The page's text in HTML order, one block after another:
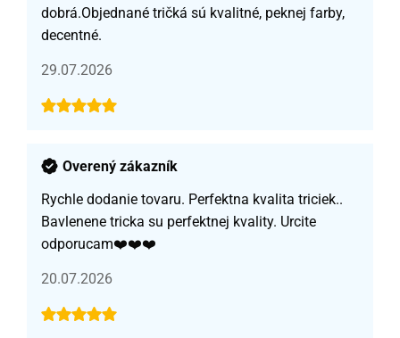
dobrá.Objednané tričká sú kvalitné, peknej farby,
decentné.
29.07.2026
Overený zákazník
Rychle dodanie tovaru. Perfektna kvalita triciek..
Bavlenene tricka su perfektnej kvality. Urcite
odporucam❤️❤️❤️
20.07.2026